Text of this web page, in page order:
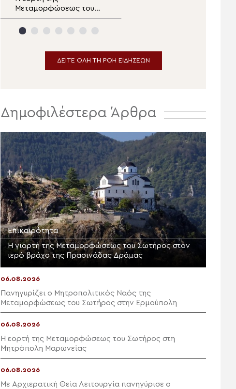
Μεταμορφώσεως του
Σωτήρος στα Λευκάκια
Ναυπλίου
ΔΕΙΤΕ ΟΛΗ ΤΗ ΡΟΗ ΕΙΔΗΣΕΩΝ
Δημοφιλέστερα Άρθρα
Επικαιρότητα
Η γιορτή της Μεταμορφώσεως του Σωτήρος στον
ιερό βράχο της Πρασινάδας Δράμας
06.08.2026
Πανηγυρίζει ο Μητροπολιτικός Ναός της
Μεταμορφώσεως του Σωτήρος στην Ερμούπολη
06.08.2026
Η εορτή της Μεταμορφώσεως του Σωτήρος στη
Μητρόπολη Μαρωνείας
06.08.2026
Με Αρχιερατική Θεία Λειτουργία πανηγύρισε ο